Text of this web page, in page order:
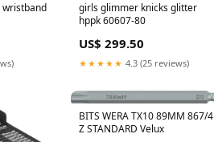
wristband
girls glimmer knicks glitter
hppk 60607-80
US$ 299.50
★★★★★ 4.3 (25 reviews)
BITS WERA TX10 89MM 867/4
Z STANDARD Velux